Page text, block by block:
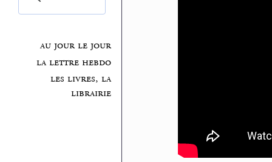
au jour le jour
la lettre hebdo
les livres, la
librairie